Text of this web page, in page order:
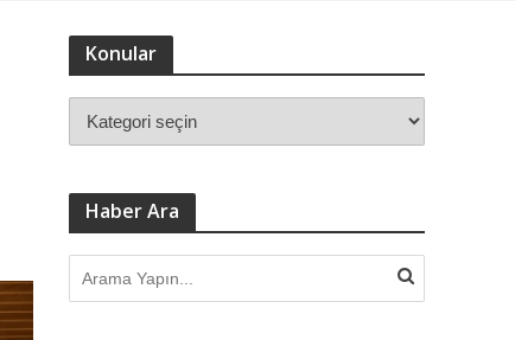
Konular
Haber Ara